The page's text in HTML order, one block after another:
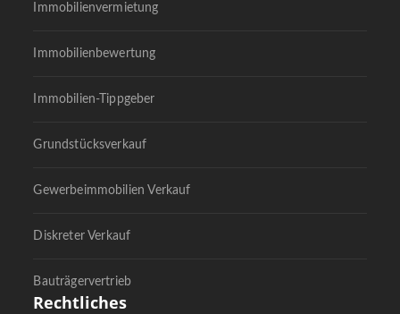
Immobilienvermietung
Immobilienbewertung
Immobilien-Tippgeber
Grundstücksverkauf
Gewerbeimmobilien Verkauf
Diskreter Verkauf
Bauträgervertrieb
Rechtliches